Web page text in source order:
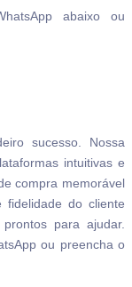
abaixo ou
sucesso. Nossa
intuitivas e
compra memorável
fidelidade do cliente
para ajudar.
ou preencha o